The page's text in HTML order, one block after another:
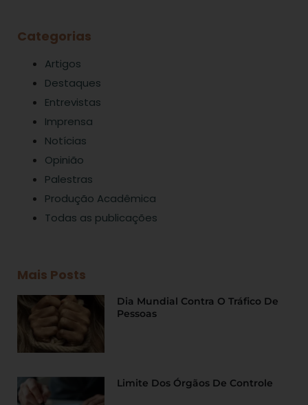
Categorias
Artigos
Destaques
Entrevistas
Imprensa
Notícias
Opinião
Palestras
Produção Acadêmica
Todas as publicações
Mais Posts
Dia Mundial Contra O Tráfico De
Pessoas
Limite Dos Órgãos De Controle